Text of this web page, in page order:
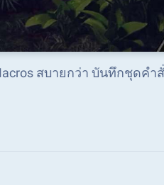
สบายกว่า บันทึกชุดคำ